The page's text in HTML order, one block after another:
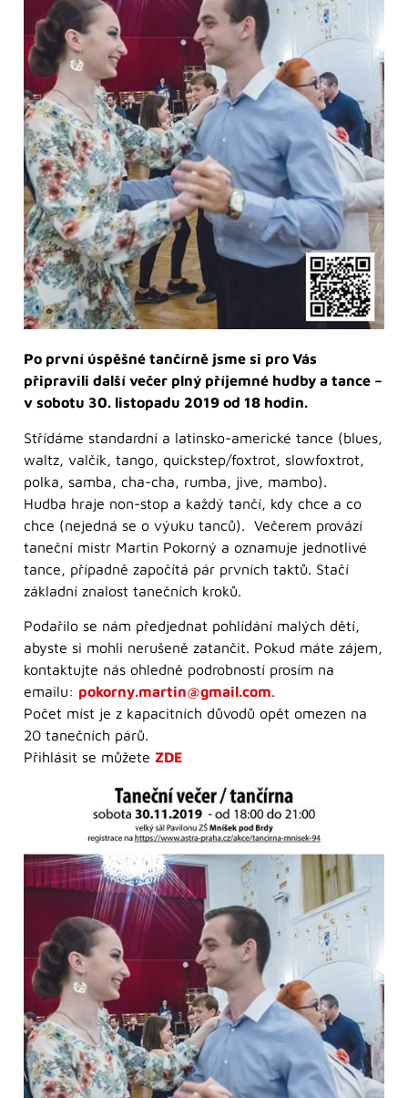
Po první úspěšné tančírně jsme si pro Vás
připravili další večer plný příjemné hudby a tance –
v sobotu 30. listopadu 2019 od 18 hodin.
Střídáme standardní a latinsko-americké tance (blues,
waltz, valčík, tango, quickstep/foxtrot, slowfoxtrot,
polka, samba, cha-cha, rumba, jive, mambo).
Hudba hraje non-stop a každý tančí, kdy chce a co
chce (nejedná se o výuku tanců). Večerem provází
taneční mistr Martin Pokorný a oznamuje jednotlivé
tance, případně započítá pár prvních taktů. Stačí
základní znalost tanečních kroků.
Podařilo se nám předjednat pohlídání malých dětí,
abyste si mohli nerušeně zatančit. Pokud máte zájem,
kontaktujte nás ohledně podrobností prosím na
emailu: pokorny.martin@gmail.com.
Počet míst je z kapacitních důvodů opět omezen na
20 tanečních párů.
Přihlásit se můžete ZDE